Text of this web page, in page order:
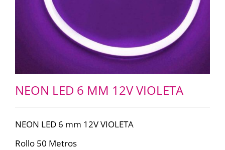
NEON LED 6 MM 12V VIOLETA
NEON LED 6 mm 12V VIOLETA
Rollo 50 Metros